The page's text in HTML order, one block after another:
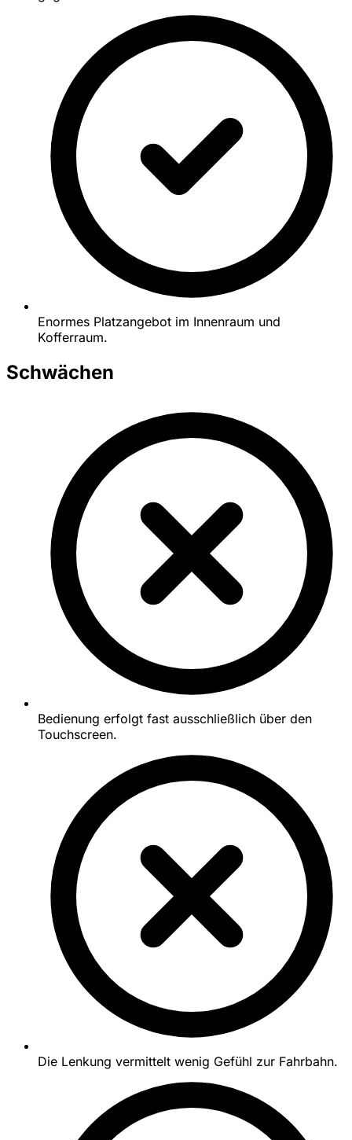
Enormes Platzangebot im Innenraum und
Kofferraum.
Schwächen
Bedienung erfolgt fast ausschließlich über den
Touchscreen.
Die Lenkung vermittelt wenig Gefühl zur Fahrbahn.